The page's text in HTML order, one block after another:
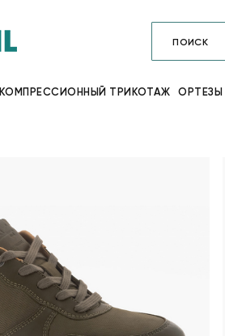
КОМПРЕССИОННЫЙ ТРИКОТАЖ ОРТЕЗЫ